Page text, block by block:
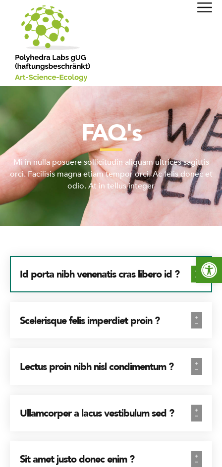
FAQ's
Mi in nulla posuere sollicitudin aliquam ultrices sagittis
orci. Facilisis magna etiam tempor orci. Ac felis donec et
odio. At in tellus integer
Id porta nibh venenatis cras libero id ?
Scelerisque felis imperdiet proin ?
Lectus proin nibh nisl condimentum ?
Ullamcorper a lacus vestibulum sed ?
Sit amet justo donec enim ?
Open toolbar